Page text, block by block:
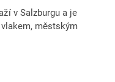
v Salzburgu a je
městským